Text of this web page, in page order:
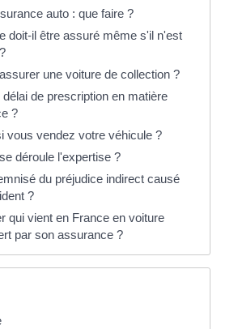
auto : que faire ?
doit-il être assuré même s'il n'est
une voiture de collection ?
de prescription en matière
?
vous vendez votre véhicule ?
déroule l'expertise ?
du préjudice indirect causé
?
qui vient en France en voiture
par son assurance ?